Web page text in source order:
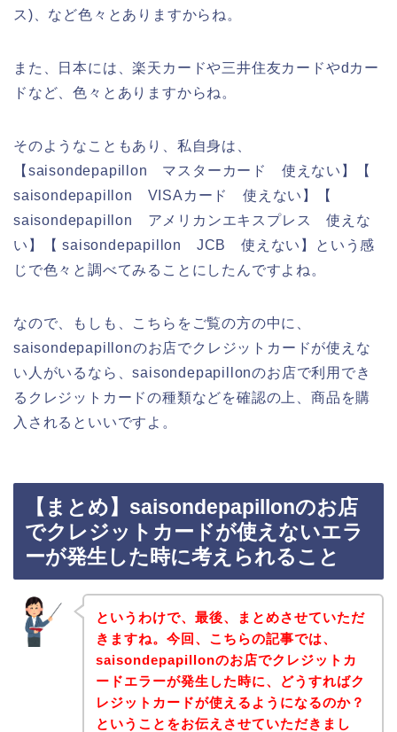
ス)、など色々とありますからね。
また、日本には、楽天カードや三井住友カードやdカー
ドなど、色々とありますからね。
そのようなこともあり、私自身は、
【saisondepapillon マスターカード 使えない】【
saisondepapillon VISAカード 使えない】【
saisondepapillon アメリカンエキスプレス 使えな
い】【 saisondepapillon JCB 使えない】という感
じで色々と調べてみることにしたんですよね。
なので、もしも、こちらをご覧の方の中に、
saisondepapillonのお店でクレジットカードが使えな
い人がいるなら、saisondepapillonのお店で利用でき
るクレジットカードの種類などを確認の上、商品を購
入されるといいですよ。
【まとめ】saisondepapillonのお店
でクレジットカードが使えないエラ
ーが発生した時に考えられること
というわけで、最後、まとめさせていただ
きますね。今回、こちらの記事では、
saisondepapillonのお店でクレジットカ
ードエラーが発生した時に、どうすればク
レジットカードが使えるようになるのか？
ということをお伝えさせていただきまし